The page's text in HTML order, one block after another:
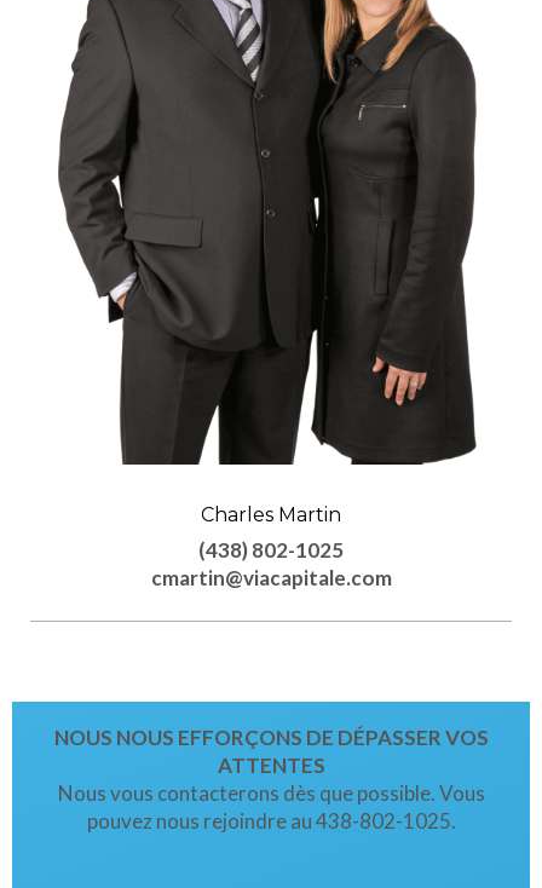
Charles Martin
(438) 802-1025
cmartin@viacapitale.com
NOUS NOUS EFFORÇONS DE DÉPASSER VOS
ATTENTES
Nous vous contacterons dès que possible. Vous
pouvez nous rejoindre au 438-802-1025.